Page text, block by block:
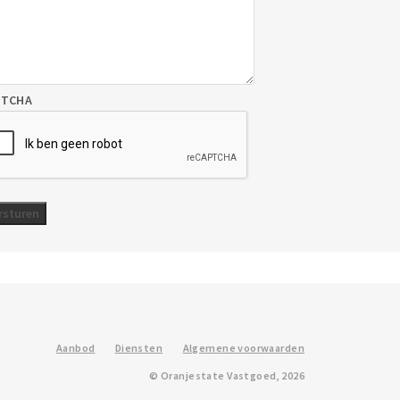
Aanbod Diensten Algemene voorwaarden
© Oranjestate Vastgoed, 2026